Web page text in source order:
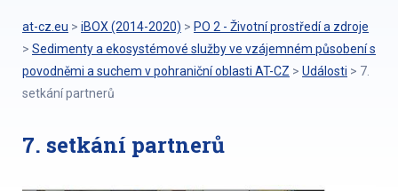
at-cz.eu > iBOX (2014-2020) > PO 2 - Životní prostředí a zdroje
> Sedimenty a ekosystémové služby ve vzájemném působení s
povodněmi a suchem v pohraniční oblasti AT-CZ > Události > 7.
setkání partnerů
7. setkání partnerů